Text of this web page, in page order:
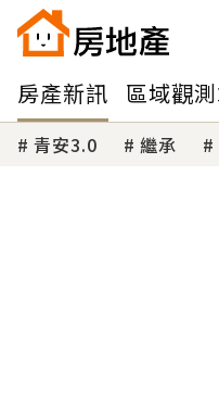
房產新訊 區域觀
青安3.0 繼承